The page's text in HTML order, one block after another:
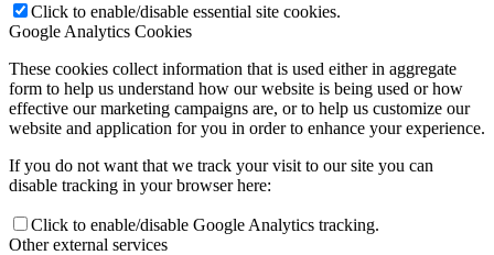
Click to enable/disable essential site cookies.
Google Analytics Cookies
These cookies collect information that is used either in aggregate
form to help us understand how our website is being used or how
effective our marketing campaigns are, or to help us customize our
website and application for you in order to enhance your experience.
If you do not want that we track your visit to our site you can
disable tracking in your browser here:
Click to enable/disable Google Analytics tracking.
Other external services